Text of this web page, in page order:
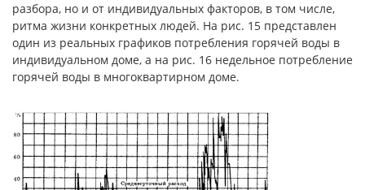
разбора, но и от индивидуальных факторов, в том числе,
ритма жизни конкретных людей. На рис. 15 представлен
один из реальных графиков потребления горячей воды в
индивидуальном доме, а на рис. 16 недельное потребление
горячей воды в многоквартирном доме.